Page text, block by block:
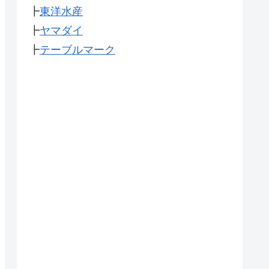
┣東洋水産
┣ヤマダイ
┣テーブルマーク